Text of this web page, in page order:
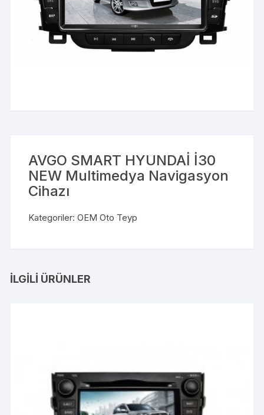
AVGO SMART HYUNDAİ İ30
NEW Multimedya Navigasyon
Cihazı
Kategoriler:OEM Oto Teyp
İLGILI ÜRÜNLER